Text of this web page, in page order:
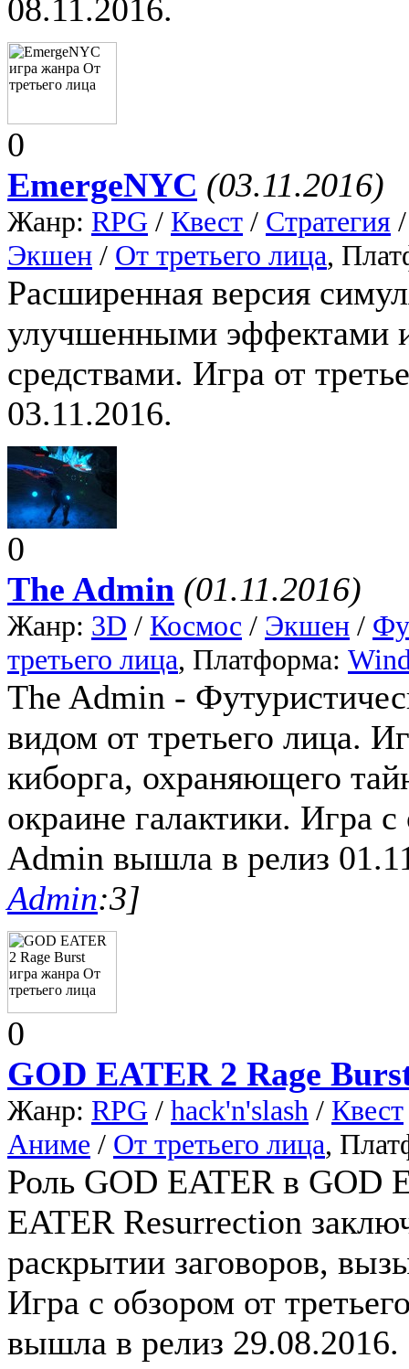
08.11.2016.
0
EmergeNYC (03.11.2016)
Жанр: RPG / Квест / Стратегия
Экшен / От третьего лица,
Расширенная версия
улучшенными эффектами
средствами. Игра от
03.11.2016.
0
The Admin (01.11.2016)
Жанр: 3D / Космос / Экшен /
третьего лица, Платформа:
The Admin -
видом от третьего лица.
киборга, охраняющего
окраине галактики. Игра
Admin вышла в релиз
Admin:3]
0
GOD EATER 2 Rage
Жанр: RPG / hack'n'slash / Квест
Аниме / От третьего лица,
Роль GOD EATER в GOD
EATER Resurrection
раскрытии заговоров,
Игра с обзором от
вышла в релиз 29.08.2016.